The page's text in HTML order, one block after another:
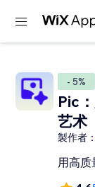
- 5%
Pic
艺术
製作者
用高质